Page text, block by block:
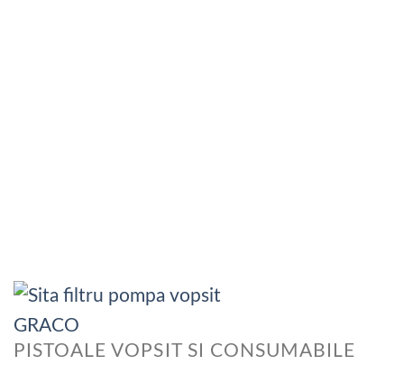
PISTOALE VOPSIT SI CONSUMABILE